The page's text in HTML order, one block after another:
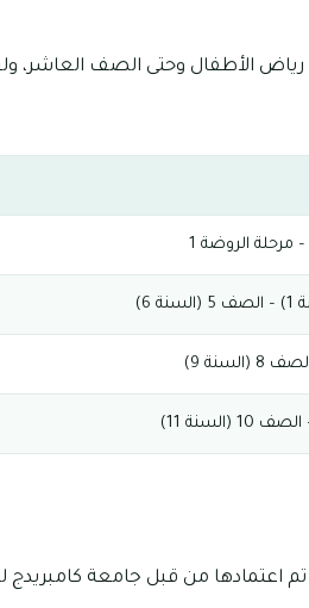
رياض الأطفال وحتى الصف العاشر،
مرحلة الروضة 1
تم اعتمادها من قبل جامعة كامبريدج